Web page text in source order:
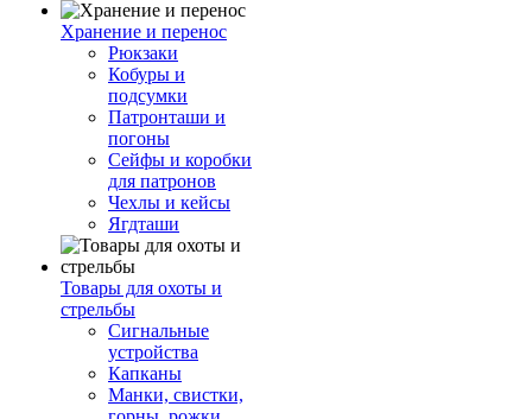
Хранение и перенос
Рюкзаки
Кобуры и
подсумки
Патронташи и
погоны
Сейфы и коробки
для патронов
Чехлы и кейсы
Ягдташи
Товары для охоты и
стрельбы
Сигнальные
устройства
Капканы
Манки, свистки,